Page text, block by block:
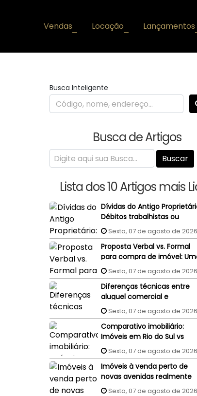
Lançamentos
Locação
Vendas
Busca Inteligente
Busca de Artigos
Lista dos 10 Artigos mais
Dívidas do Antigo
Débitos trabalhistas ou
processos judiciais do
vendedor podem penhorar
imóvel recém-comprado?
Sexta, 07 de agosto de 2026
Proposta Verbal vs. Formal
para compra de imóvel:
proposta aceita por
ou e-mail tem validade
jurídica?
Sexta, 07 de agosto de 2026
Diferenças técnicas entre
aluguel comercial e
residencial: Um guia
Sexta, 07 de agosto de 2026
Comparativo imobiliário:
Imóveis em Rio do Sul vs
Imóveis em Florianópolis
(interior x capital)
Sexta, 07 de agosto de 2026
Imóveis à venda perto de
novas avenidas realmente
valorizam mais?
Sexta, 07 de agosto de 2026